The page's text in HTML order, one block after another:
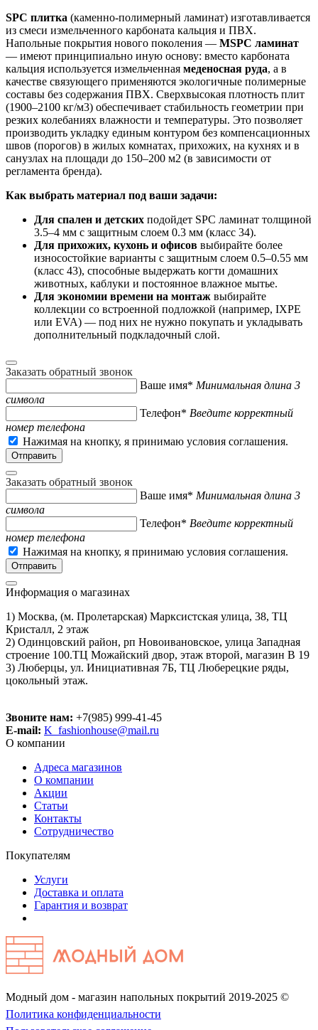
SPC плитка (каменно-полимерный ламинат) изготавливается
из смеси измельченного карбоната кальция и ПВХ.
Напольные покрытия нового поколения — MSPC ламинат
— имеют принципиально иную основу: вместо карбоната
кальция используется измельченная меденосная руда, а в
качестве связующего применяются экологичные полимерные
составы без содержания ПВХ. Сверхвысокая плотность плит
(1900–2100 кг/м3) обеспечивает стабильность геометрии при
резких колебаниях влажности и температуры. Это позволяет
производить укладку единым контуром без компенсационных
швов (порогов) в жилых комнатах, прихожих, на кухнях и в
санузлах на площади до 150–200 м2 (в зависимости от
регламента бренда).
Как выбрать материал под ваши задачи:
Для спален и детских подойдет SPC ламинат толщиной
3.5–4 мм с защитным слоем 0.3 мм (класс 34).
Для прихожих, кухонь и офисов выбирайте более
износостойкие варианты с защитным слоем 0.5–0.55 мм
(класс 43), способные выдержать когти домашних
животных, каблуки и постоянное влажное мытье.
Для экономии времени на монтаж выбирайте
коллекции со встроенной подложкой (например, IXPE
или EVA) — под них не нужно покупать и укладывать
дополнительный подкладочный слой.
Заказать обратный звонок
Ваше имя* Минимальная длина 3
символа
Телефон* Введите корректный
номер телефона
Нажимая на кнопку, я принимаю условия соглашения.
Заказать обратный звонок
Ваше имя* Минимальная длина 3
символа
Телефон* Введите корректный
номер телефона
Нажимая на кнопку, я принимаю условия соглашения.
Информация о магазинах
1) Москва, (м. Пролетарская) Марксистская улица, 38, ТЦ
Кристалл, 2 этаж
2) Одинцовский район, рп Новоивановское, улица Западная
строение 100.ТЦ Можайский двор, этаж второй, магазин В 19
3) Люберцы, ул. Инициативная 7Б, ТЦ Люберецкие ряды,
цокольный этаж.
Звоните нам: +7(985) 999-41-45
E-mail: K_fashionhouse@mail.ru
О компании
Адреса магазинов
О компании
Акции
Статьи
Контакты
Сотрудничество
Покупателям
Услуги
Доставка и оплата
Гарантия и возврат
Модный дом - магазин напольных покрытий 2019-2025 ©
Политика конфиденциальности